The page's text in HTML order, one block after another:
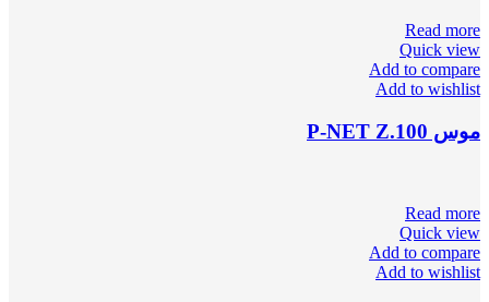
Read more
Quick view
Add to compare
Add to wishlist
موس P-NET Z.100
Read more
Quick view
Add to compare
Add to wishlist